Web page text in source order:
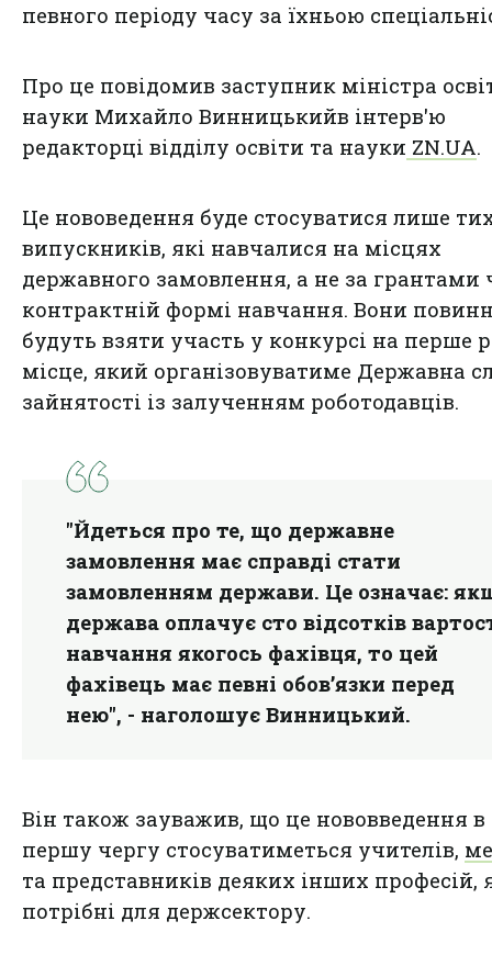
певного періоду часу за їхньою
Про це повідомив заступник міністра
науки Михайло Винницькийв інтерв'ю
редакторці відділу освіти та науки ZN.UA.
Це нововедення буде стосуватися лише
випускників, які навчалися на місцях
державного замовлення, а не за грантами
контрактній формі навчання. Вони
будуть взяти участь у конкурсі на перше
місце, який організовуватиме Державна
зайнятості із залученням роботодавців.
"Йдеться про те, що державне
замовлення має справді стати
замовленням держави. Це означає:
держава оплачує сто відсотків
навчання якогось фахівця, то цей
фахівець має певні обов’язки перед
нею", - наголошує Винницький.
Він також зауважив, що це нововведення в
першу чергу стосуватиметься учителів,
та представників деяких інших професій,
потрібні для держсектору.